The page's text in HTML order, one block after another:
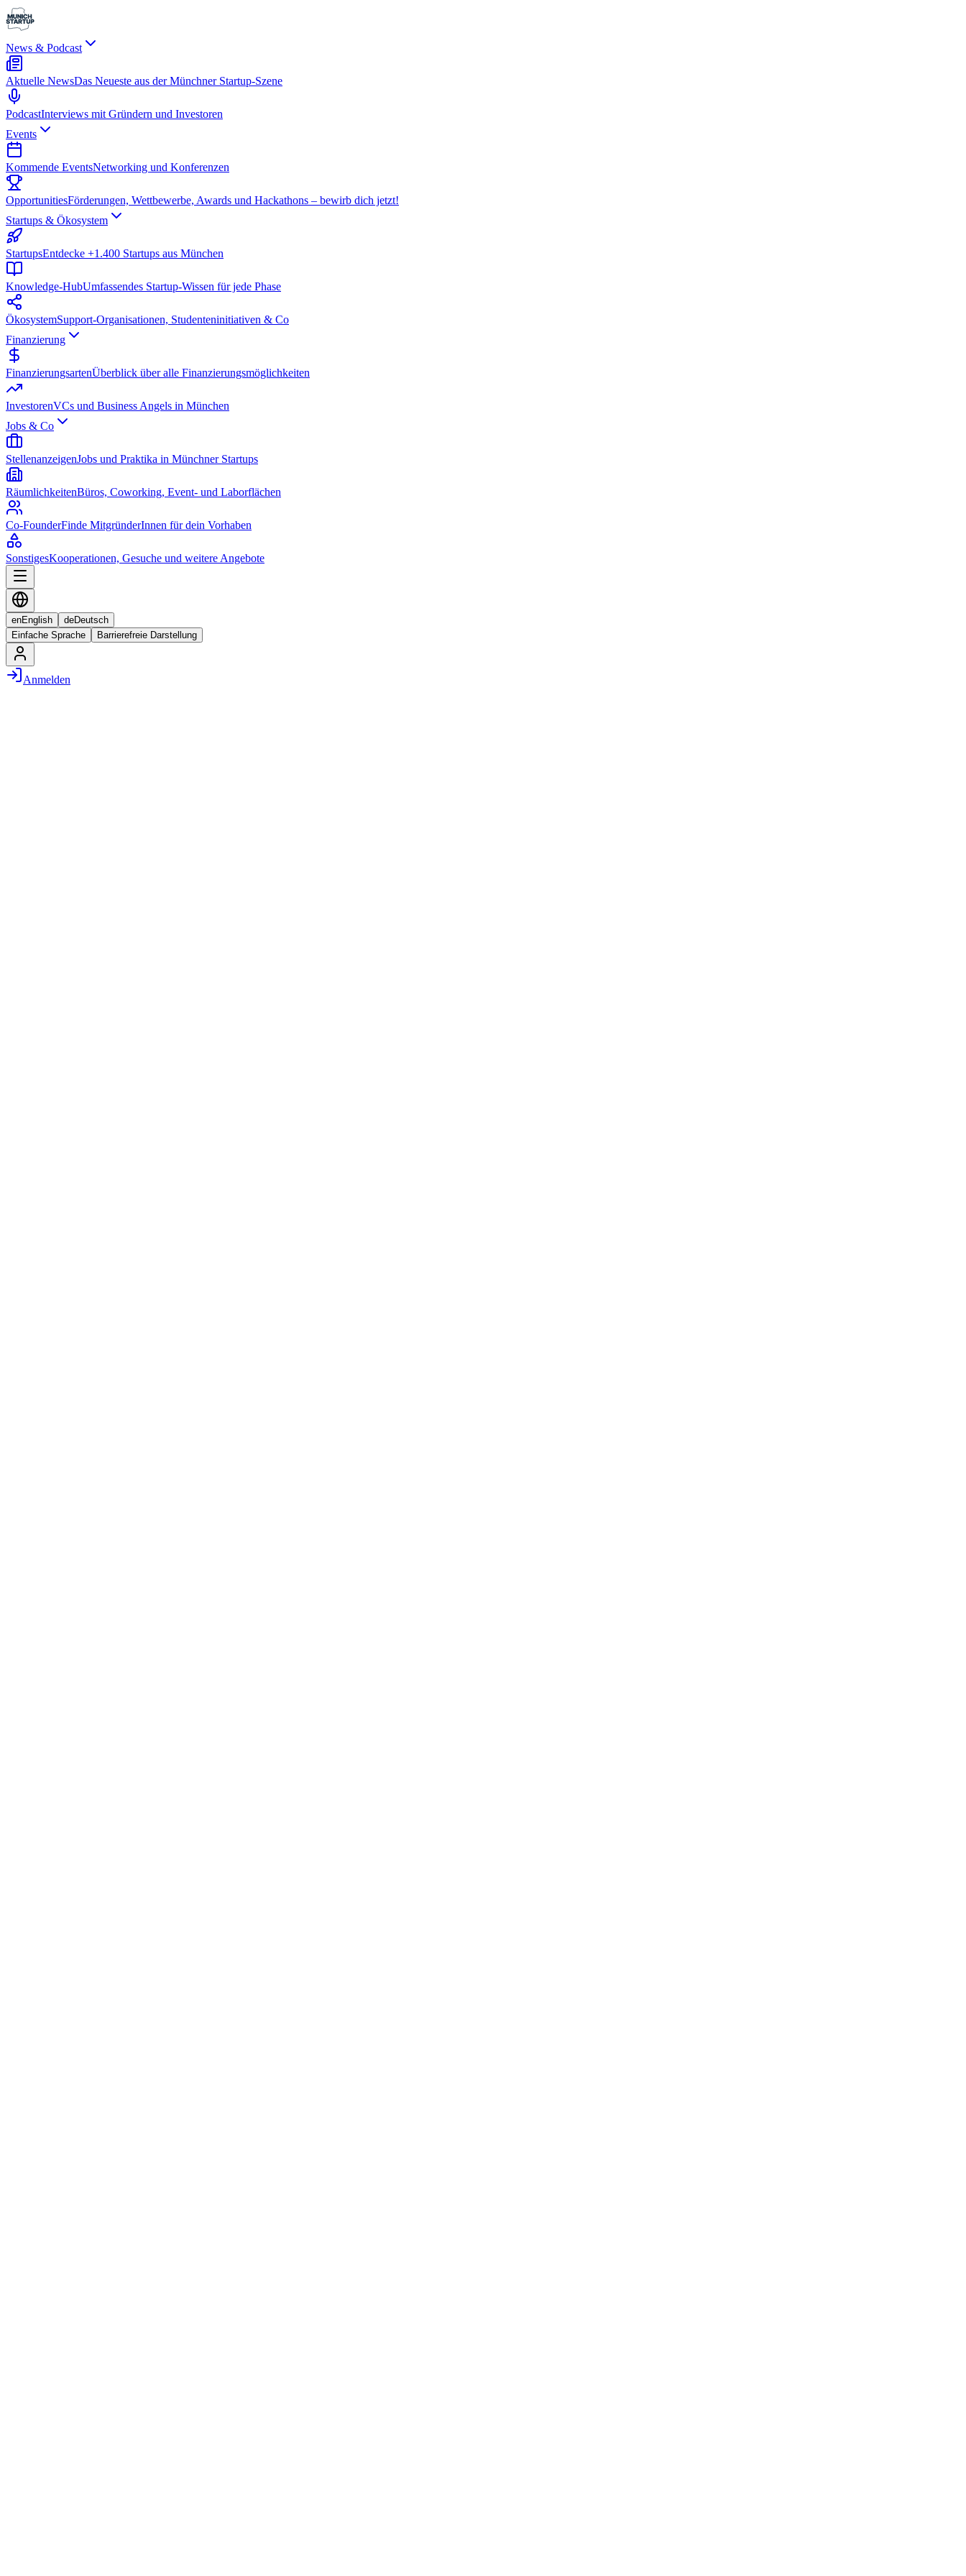
News & Podcast
Aktuelle NewsDas Neueste aus der Münchner Startup-Szene
PodcastInterviews mit Gründern und Investoren
Events
Kommende EventsNetworking und Konferenzen
OpportunitiesFörderungen, Wettbewerbe, Awards und Hackathons – bewirb dich jetzt!
Startups & Ökosystem
StartupsEntdecke +1.400 Startups aus München
Knowledge-HubUmfassendes Startup-Wissen für jede Phase
ÖkosystemSupport-Organisationen, Studenteninitiativen & Co
Finanzierung
FinanzierungsartenÜberblick über alle Finanzierungsmöglichkeiten
InvestorenVCs und Business Angels in München
Jobs & Co
StellenanzeigenJobs und Praktika in Münchner Startups
RäumlichkeitenBüros, Coworking, Event- und Laborflächen
Co-FounderFinde MitgründerInnen für dein Vorhaben
SonstigesKooperationen, Gesuche und weitere Angebote
enEnglish deDeutsch
Einfache Sprache
Barrierefreie Darstellung
Anmelden